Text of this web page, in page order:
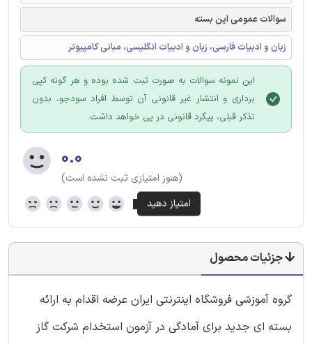
سوالات عمومی این بسته
زبان و ادبیات فارسی، زبان و ادبیات انگلیسی، مبانی کامپیوتر
این نمونه سوالات به صورت ثبت شده بوده و هر گونه کپی
برداری و انتشار غیر قانونی آن توسط افراد سودجو، بدون
تذکر قبلی، پیگرد قانونی در پی خواهد داشت.
۰.۰
(هنوز امتیازی ثبت نشده است)
جزئیات محصول
گروه آموزشی فروشگاه اینترنتی ایران عرضه اقدام به ارائه
بسته ای جدید برای آمادگی در آزمون استخدام شرکت گاز